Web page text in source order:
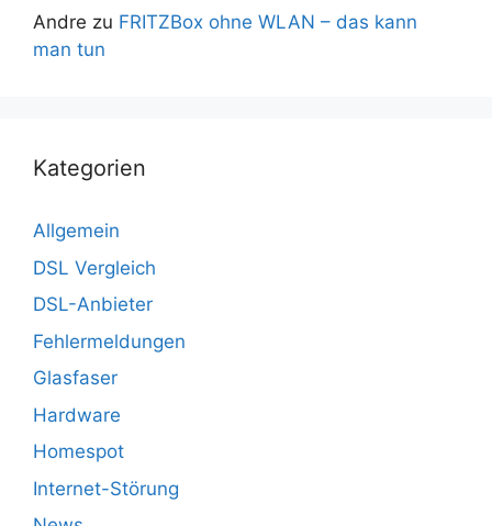
Andre zu FRITZBox ohne WLAN – das kann
man tun
Kategorien
Allgemein
DSL Vergleich
DSL-Anbieter
Fehlermeldungen
Glasfaser
Hardware
Homespot
Internet-Störung